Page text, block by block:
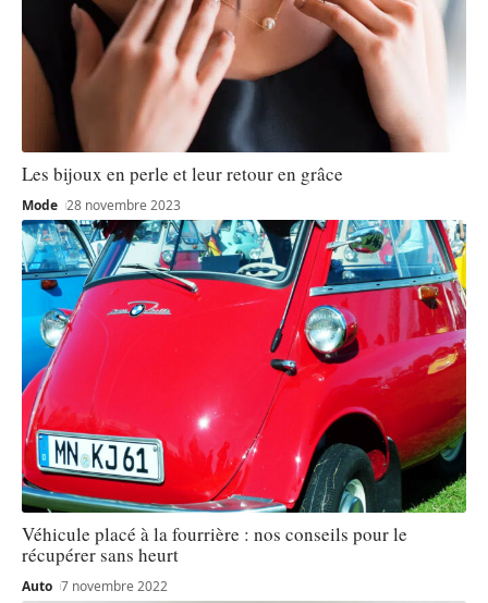
Les bijoux en perle et leur retour en grâce
Mode 28 novembre 2023
Véhicule placé à la fourrière : nos conseils pour le
récupérer sans heurt
Auto 7 novembre 2022